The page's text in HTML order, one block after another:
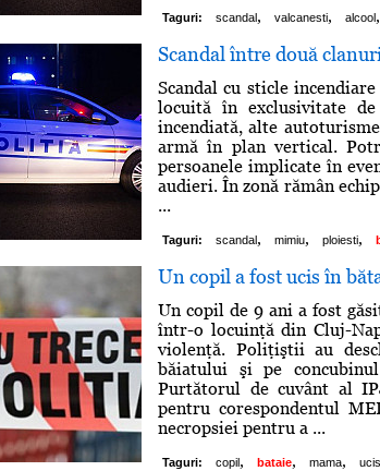
Taguri: scandal, valcanesti, alcool,
Scandal între două
Scandal cu sticle
locuită în exclusivitate
incendiată, alte
armă în plan vertical.
persoanele implicate în
audieri. În zonă rămân
...
Taguri: scandal, mimiu, ploiesti,
Un copil a fost ucis în
Un copil de 9 ani a fost
într-o locuinţă din Cluj-
violenţă. Poliţiştii au
băiatului şi pe
Purtătorul de cuvânt al
pentru corespondentul
necropsiei pentru a ...
Taguri: copil, bataie, mama, ucis